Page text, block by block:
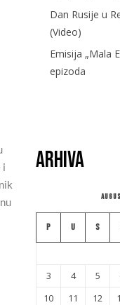
i
Dan Rusije u
(Video)
Emisija „Mala
epizoda
Arhiva
P U S
3
4 5
10
11 12